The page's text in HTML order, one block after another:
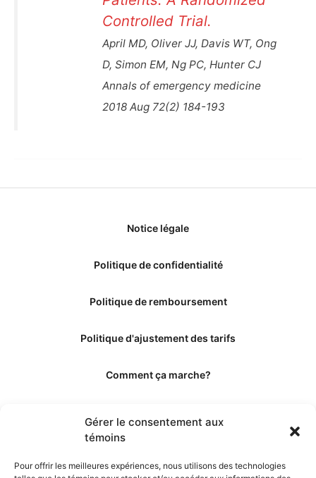
Gérer le consentement aux
témoins
Pour offrir les meilleures expériences, nous utilisons des technologies
Controlled Trial.
April MD, Oliver JJ, Davis WT, Ong
D, Simon EM, Ng PC, Hunter CJ
Annals of emergency medicine
2018 Aug 72(2) 184-193
Notice légale
Politique de confidentialité
Politique de remboursement
Politique d'ajustement des tarifs
Comment ça marche?